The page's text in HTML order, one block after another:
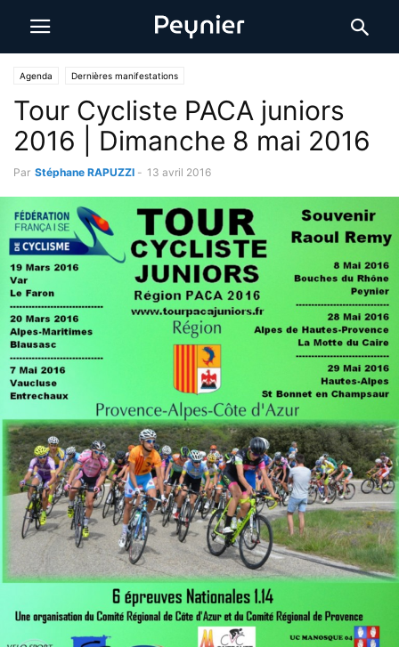
Agenda Dernières manifestations
Tour Cycliste PACA juniors
2016 | Dimanche 8 mai 2016
Par Stéphane RAPUZZI - 13 avril 2016